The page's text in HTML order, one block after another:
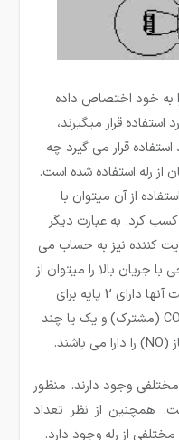
به خود اختصاص داده
استفاده قرار می­گیرند،
قرار می گیرد چه
از رله استفاده شده است.
از آن میتوان با
کسب کرد. به عبارت دیگر
کننده نیز به حساب می
جریان بالا را میتوان از
آن دریافت کرد. رله بسته به نوع ساخت آنها دارای 2 پایه برای
تغذیه بوبین و یک یا چند تیغه ی COM (مشترک) و یک یا چند
وجود دارند. منظور
همچنین از نظر تعداد
از رله وجود دارد.